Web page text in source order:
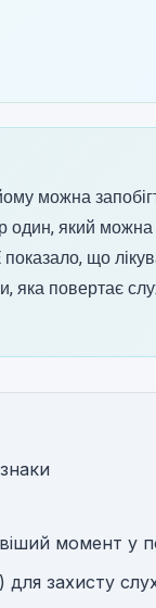
можна
один, який можна
що
яка повертає
момент у
для захисту